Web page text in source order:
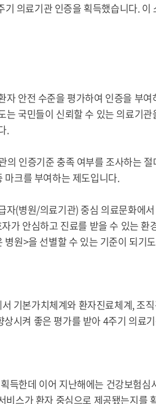
의료기관 인증을 획득했습니다.
안전 수준을 평가하여 인증을 부
국민들이 신뢰할 수 있는 의료기
.
인증기준 충족 여부를 조사하는
마크를 부여하는 제도입니다.
(병원/의료기관) 중심 의료문화에
가 안심하고 진료를 받을 수 있는
원>을 선별할 수 있는 기준이 되기
기본가치체계와 환자진료체계, 조
시켜 좋은 평가를 받아 4주기 의료
득한데 이어 지난해에는 건강보험
스가 환자 중심으로 제공됐는지를